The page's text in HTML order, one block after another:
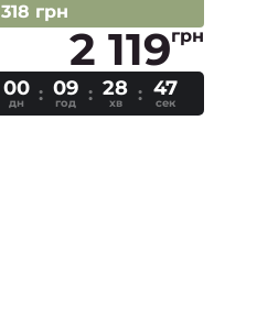
318 грн
2 119грн
00
дн
09
год
28
хв
46
сек